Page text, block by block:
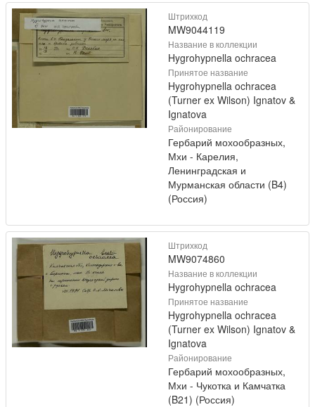
Штрихкод
MW9044119
Название в коллекции
Hygrohypnella ochracea
Принятое название
Hygrohypnella ochracea
(Turner ex Wilson) Ignatov &
Ignatova
Районирование
Гербарий мохообразных,
Мхи - Карелия,
Ленинградская и
Мурманская области (B4)
(Россия)
Штрихкод
MW9074860
Название в коллекции
Hygrohypnella ochracea
Принятое название
Hygrohypnella ochracea
(Turner ex Wilson) Ignatov &
Ignatova
Районирование
Гербарий мохообразных,
Мхи - Чукотка и Камчатка
(B21) (Россия)